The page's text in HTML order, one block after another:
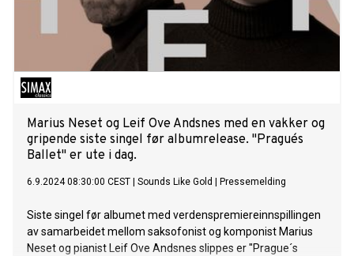
Marius Neset og Leif Ove Andsnes med en vakker og
gripende siste singel før albumrelease. "Prague´s
Ballet" er ute i dag.
6.9.2024 08:30:00 CEST Sounds Like Gold Pressemelding
Siste singel før albumet med verdenspremiereinnspillingen
av samarbeidet mellom saksofonist og komponist Marius
Neset og pianist Leif Ove Andsnes slippes er "Prague´s